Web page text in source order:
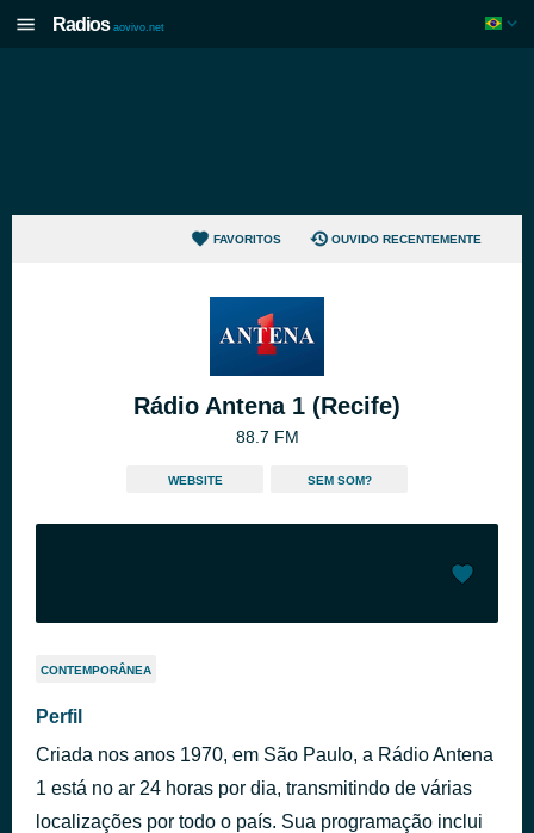
Radios aovivo.net
FAVORITOS OUVIDO RECENTEMENTE
Rádio Antena 1 (Recife)
88.7 FM
WEBSITE SEM SOM?
CONTEMPORÂNEA
Perfil
Criada nos anos 1970, em São Paulo, a Rádio Antena
1 está no ar 24 horas por dia, transmitindo de várias
localizações por todo o país. Sua programação inclui